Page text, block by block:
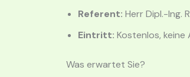
Referent: Herr Dipl.-Ing.
Eintritt: Kostenlos,
Was erwartet Sie?